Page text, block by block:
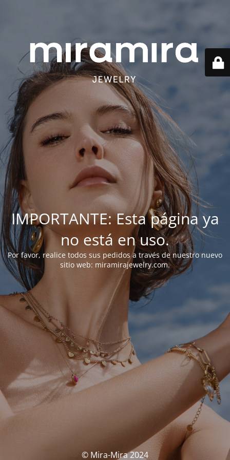
IMPORTANTE: Esta página ya
no está en uso.
Por favor, realice todos sus pedidos a través de nuestro nuevo
sitio web: miramirajewelry.com.
© Mira-Mira 2024